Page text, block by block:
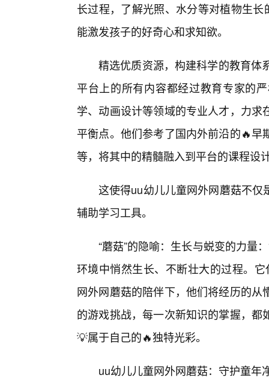
长过程，了解光照、水分等对植物生
能激发孩子的好奇心和求知欲。
精选优质资源，构建科学的教育体
平台上的所有内容都经过教育专家的
学、动画设计等领域的专业人才，力
平衡点。他们参考了国内外前沿的🔥
等，将其中的精髓融入到平台的课程设
这使得uu幼儿儿童网外网蘑菇不
辅助学习工具。
“蘑菇”的隐喻：生长与蜕变的力量
环境中悄然生长、不断壮大的过程。
网外网蘑菇的陪伴下，他们将经历的
的游戏挑战，每一次新知识的掌握，
💡属于自己的🔥独特光彩。
uu幼儿儿童网外网蘑菇：守护童年